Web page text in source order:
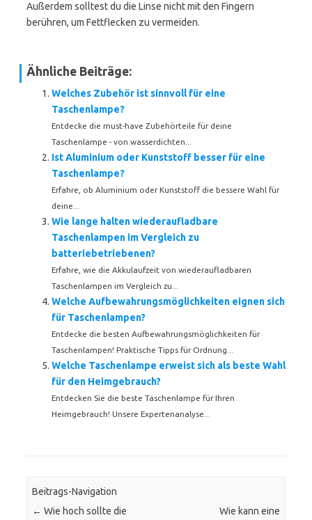
Außerdem solltest du die Linse nicht mit den Fingern
berühren, um Fettflecken zu vermeiden.
Ähnliche Beiträge:
Welches Zubehör ist sinnvoll für eine
Taschenlampe?
Entdecke die must-have Zubehörteile für deine
Taschenlampe - von wasserdichten...
Ist Aluminium oder Kunststoff besser für eine
Taschenlampe?
Erfahre, ob Aluminium oder Kunststoff die bessere Wahl für
deine...
Wie lange halten wiederaufladbare
Taschenlampen im Vergleich zu
batteriebetriebenen?
Erfahre, wie die Akkulaufzeit von wiederaufladbaren
Taschenlampen im Vergleich zu...
Welche Aufbewahrungsmöglichkeiten eignen sich
für Taschenlampen?
Entdecke die besten Aufbewahrungsmöglichkeiten für
Taschenlampen! Praktische Tipps für Ordnung...
Welche Taschenlampe erweist sich als beste Wahl
für den Heimgebrauch?
Entdecken Sie die beste Taschenlampe für Ihren
Heimgebrauch! Unsere Expertenanalyse...
Beitrags-Navigation
← Wie hoch sollte die
Wie kann eine